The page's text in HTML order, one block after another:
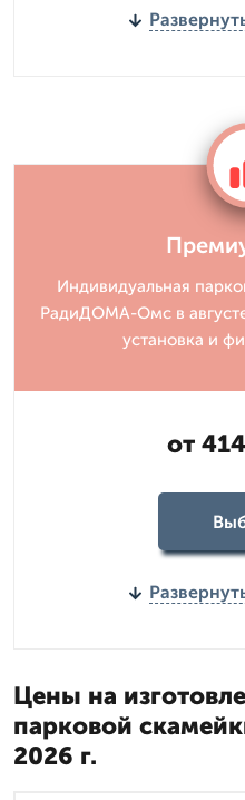
Индивидуальная
РадиДОМА-Омс в
установка и
от
Цены на
парковой
2026 г.